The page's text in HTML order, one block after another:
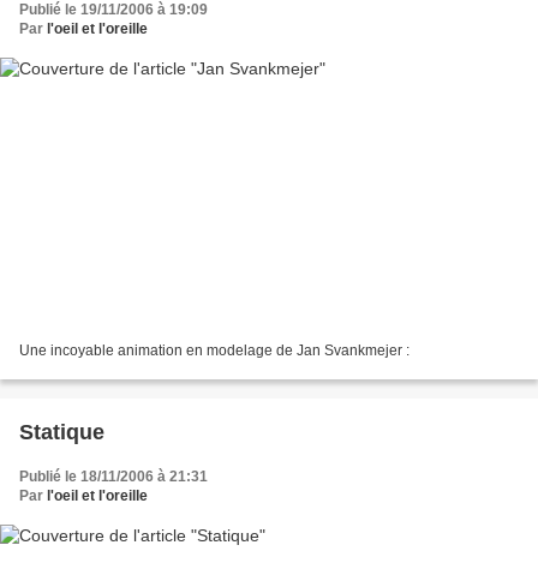
Publié le 19/11/2006 à 19:09
Par l'oeil et l'oreille
Une incoyable animation en modelage de Jan Svankmejer :
Statique
Publié le 18/11/2006 à 21:31
Par l'oeil et l'oreille